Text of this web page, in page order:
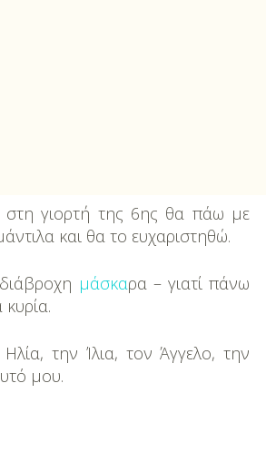
στη γιορτή της 6ης θα πάω με
και θα το ευχαριστηθώ.
μάσκαρα – γιατί πάνω
την Ίλια, τον Άγγελο, την
μου.